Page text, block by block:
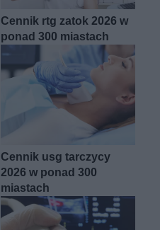
Cennik rtg zatok 2026 w
ponad 300 miastach
Cennik usg tarczycy
2026 w ponad 300
miastach